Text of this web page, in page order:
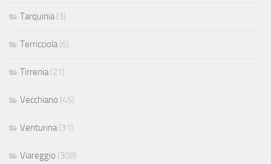
Tarquinia (3)
Terricciola (6)
Tirrenia (21)
Vecchiano (45)
Venturina (31)
Viareggio (308)